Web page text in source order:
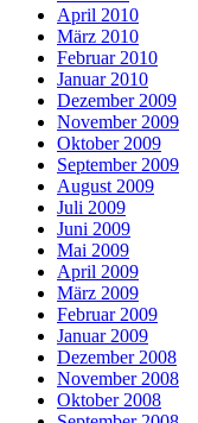
April 2010
März 2010
Februar 2010
Januar 2010
Dezember 2009
November 2009
Oktober 2009
September 2009
August 2009
Juli 2009
Juni 2009
Mai 2009
April 2009
März 2009
Februar 2009
Januar 2009
Dezember 2008
November 2008
Oktober 2008